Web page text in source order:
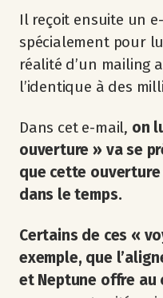
Il reçoit ensuite un
spécialement pour
réalité d’un mailing
l’identique à des
Dans cet e-mail, on
ouverture » va se
que cette
dans le temps.
Certains de ces «
exemple, que
et Neptune offre au